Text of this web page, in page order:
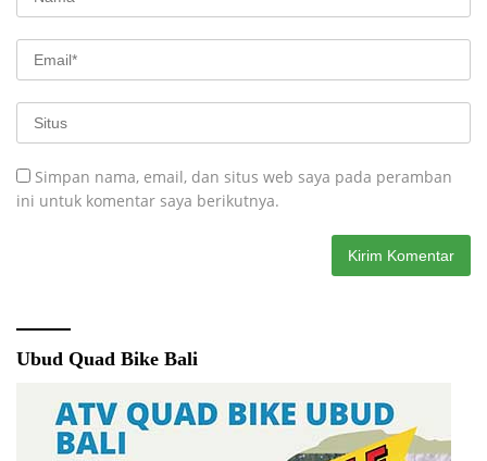
Simpan nama, email, dan situs web saya pada peramban
ini untuk komentar saya berikutnya.
Ubud Quad Bike Bali